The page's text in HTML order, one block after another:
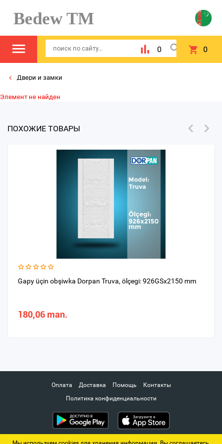
Bedew TM
0 0
Двери и замки
Элемент не найден
ПОХОЖИЕ ТОВАРЫ
Gapy üçin obşiwka Dorpan Truva, ölçegi: 926GSx2150 mm
180,06 man.
Оплата Доставка Помощь
Контакты
Политика конфиденциальности